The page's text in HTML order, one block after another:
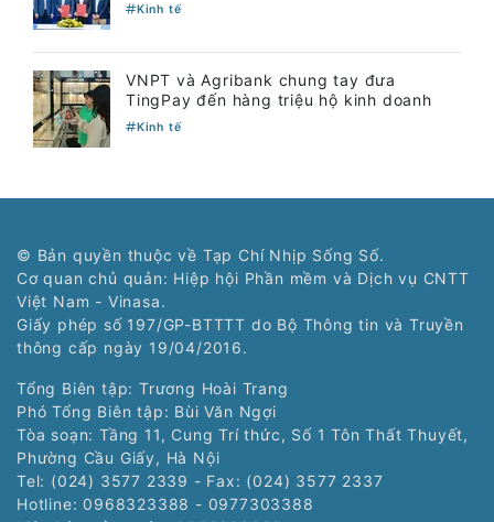
Kinh tế
VNPT và Agribank chung tay đưa
TingPay đến hàng triệu hộ kinh doanh
Kinh tế
© Bản quyền thuộc về Tạp Chí Nhịp Sống Số.
Cơ quan chủ quản: Hiệp hội Phần mềm và Dịch vụ CNTT
Việt Nam - Vinasa.
Giấy phép số 197/GP-BTTTT do Bộ Thông tin và Truyền
thông cấp ngày 19/04/2016.
Tổng Biên tập: Trương Hoài Trang
Phó Tổng Biên tập: Bùi Văn Ngợi
Tòa soạn: Tầng 11, Cung Trí thức, Số 1 Tôn Thất Thuyết,
Phường Cầu Giấy, Hà Nội
Tel: (024) 3577 2339 - Fax: (024) 3577 2337
Hotline: 0968323388 - 0977303388